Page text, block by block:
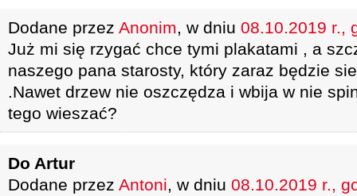
Dodane przez Anonim, w dniu 08.10.2019 r.,
Już mi się rzygać chce tymi plakatami , a
naszego pana starosty, który zaraz będzie
.Nawet drzew nie oszczędza i wbija w nie
tego wieszać?
Do Artur
Dodane przez Antoni, w dniu 08.10.2019 r.,